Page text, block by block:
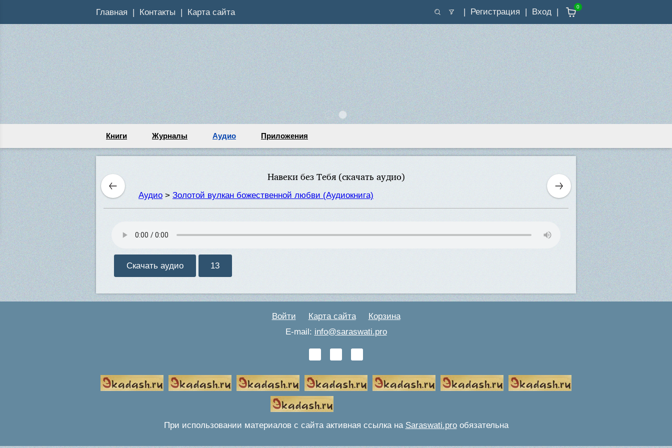
Главная Контакты Карта сайта Регистрация Вход
0
Книги Журналы Аудио Приложения
Навеки без Тебя (скачать аудио)
Аудио > Золотой вулкан божественной любви (Аудиокнига)
Скачать аудио 13
Войти Карта сайта
Корзина
E-mail: info@saraswati.pro
При использовании материалов с сайта активная ссылка на Saraswati.proобязательна